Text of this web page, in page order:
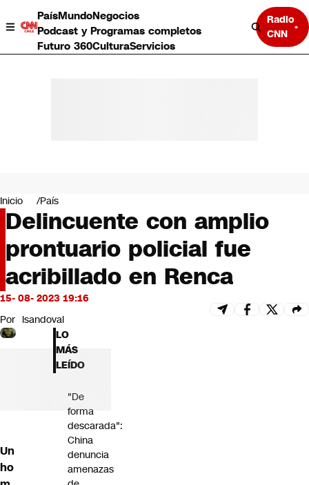
PaísMundoNegocios
Podcast y Programas completos
Futuro 360CulturaServicios
Radio
CNN
Negocios
Deportes
Programas completos
Cultura
Servicios
Bits
CNN tiempo
Futuro 360
Opinión
Inicio País
Delincuente con amplio
prontuario policial fue
acribillado en Renca
15- 08- 2023 19:16
Por lsandoval
Un
ho
LO
MÁS
LEÍDO
"De
forma
descarada":
China
denuncia
amenazas